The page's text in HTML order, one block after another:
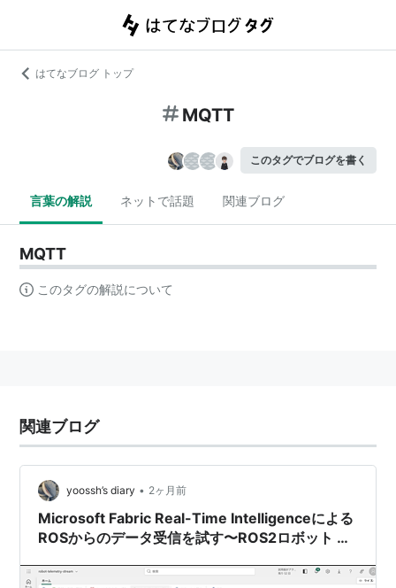
はてなブログ トップ
MQTT
このタグでブログを書く
言葉の解説 ネットで話題 関連ブログ
MQTT
このタグの解説について
関連ブログ
yoossh’s diary • 2ヶ月前
Microsoft Fabric Real-Time Intelligenceによる
ROSからのデータ受信を試す〜ROS2ロボット ×
イン入門